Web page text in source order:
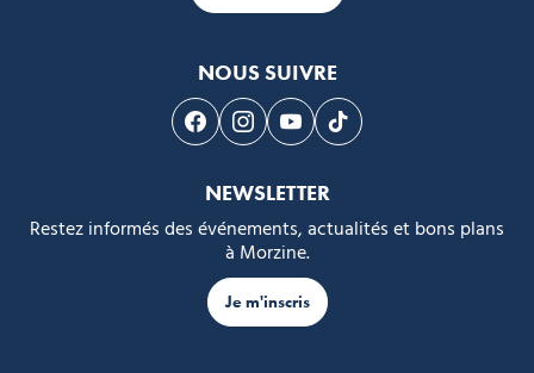
NOUS SUIVRE
Suivez-nous sur Facebook
Suivez-nous sur Instagram
Suivez-nous sur Youtube
Suivez-nous sur
NEWSLETTER
Restez informés des événements, actualités et bons plans
à Morzine.
Je m'inscris